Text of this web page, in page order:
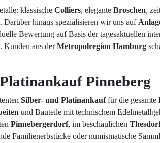
klassische Colliers, elegante Broschen,
Darüber hinaus spezialisieren wir uns auf
Bewertung auf Basis der tagesaktuellen
Kunden aus derMetropolregion Hamburg
Pinneberg
Silber- und Platinankauffür die gesamte
und Bauteile mit technischem
Pinnebergerdorf, im beschaulichen
Familienerbstücke oder numismatische